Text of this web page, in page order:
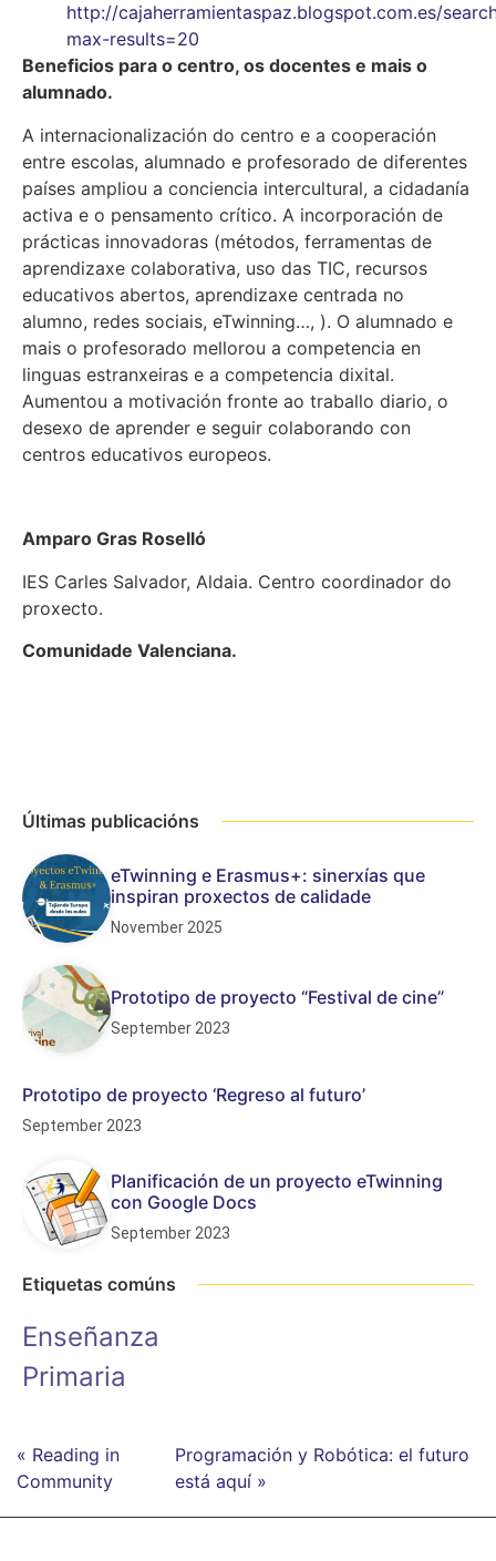
http://cajaherramientaspaz.blogspot.com.es/
max-results=20
Beneficios para o centro, os docentes e mais o
alumnado.
A internacionalización do centro e a cooperación
entre escolas, alumnado e profesorado de diferentes
países ampliou a conciencia intercultural, a cidadanía
activa e o pensamento crítico. A incorporación de
prácticas innovadoras (métodos, ferramentas de
aprendizaxe colaborativa, uso das TIC, recursos
educativos abertos, aprendizaxe centrada no
alumno, redes sociais, eTwinning…, ). O alumnado e
mais o profesorado mellorou a competencia en
linguas estranxeiras e a competencia dixital.
Aumentou a motivación fronte ao traballo diario, o
desexo de aprender e seguir colaborando con
centros educativos europeos.
Amparo Gras Roselló
IES Carles Salvador, Aldaia. Centro coordinador do
proxecto.
Comunidade Valenciana.
Últimas publicacións
eTwinning e Erasmus+: sinerxías que
inspiran proxectos de calidade
November 2025
Prototipo de proyecto “Festival de cine”
September 2023
Prototipo de proyecto ‘Regreso al futuro’
September 2023
Planificación de un proyecto eTwinning
con Google Docs
September 2023
Etiquetas comúns
Enseñanza
Primaria
« Reading in
Community
Programación y Robótica: el futuro
está aquí »